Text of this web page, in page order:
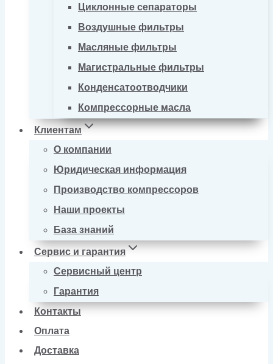
Циклонные сепараторы
Воздушные фильтры
Масляные фильтры
Магистральные фильтры
Конденсатоотводчики
Компрессорные масла
Клиентам
О компании
Юридическая информация
Производство компрессоров
Наши проекты
База знаний
Сервис и гарантия
Сервисный центр
Гарантия
Контакты
Оплата
Доставка